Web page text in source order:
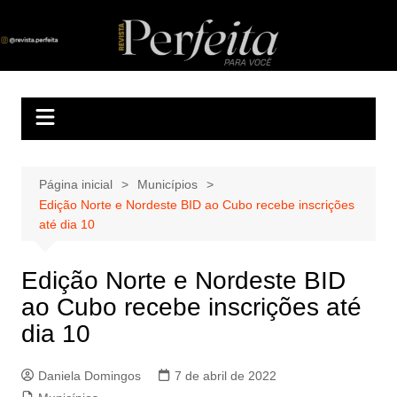
Revista Perfeita
A melhor revista eletrônica do interior de Sergipe
Página inicial
Municípios
Edição Norte e Nordeste BID ao Cubo recebe inscrições
até dia 10
Edição Norte e Nordeste BID
ao Cubo recebe inscrições até
dia 10
Daniela Domingos
7 de abril de 2022